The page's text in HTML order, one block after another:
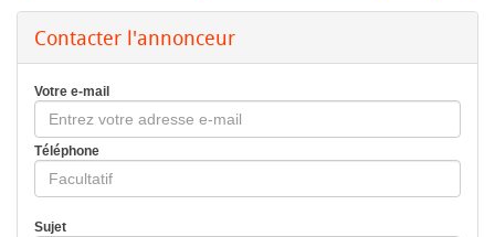
Contacter l'annonceur
Votre e-mail
Téléphone
Sujet